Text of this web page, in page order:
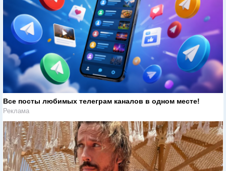
Все посты любимых телеграм каналов в одном месте!
Реклама